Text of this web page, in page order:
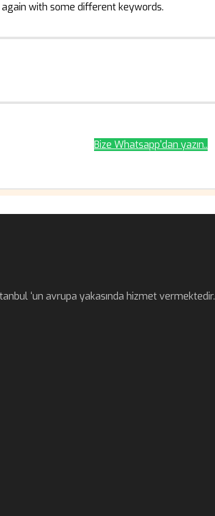
with some different keywords.
Bize Whatsapp'dan yazın..
‘un avrupa yakasında hizmet vermektedir.